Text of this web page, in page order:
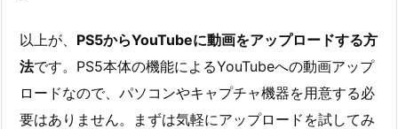
以上が、 PS5からYouTubeに動画をアップロードする方
法です。PS5本体の機能によるYouTubeへの動画アップ
ロードなので、パソコンやキャプチャ機器を用意する必
要はありません。まずは気軽にアップロードを試してみ